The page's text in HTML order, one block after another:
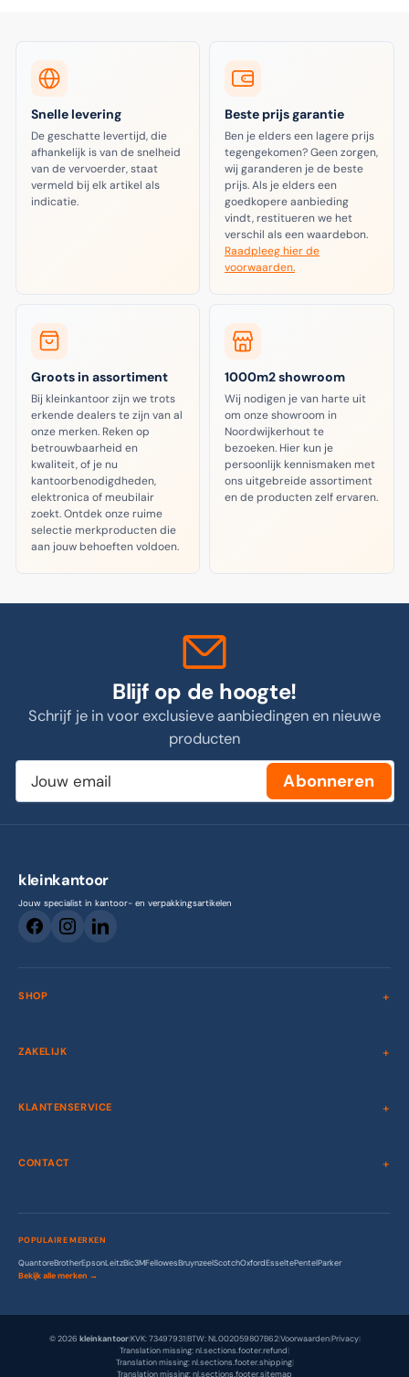
Snelle levering
De geschatte levertijd, die
afhankelijk is van de snelheid
van de vervoerder, staat
vermeld bij elk artikel als
indicatie.
Beste prijs garantie
Ben je elders een lagere prijs
tegengekomen? Geen zorgen,
wij garanderen je de beste
prijs. Als je elders een
goedkopere aanbieding
vindt, restitueren we het
verschil als een waardebon.
Raadpleeg hier de
voorwaarden.
Groots in assortiment
Bij kleinkantoor zijn we trots
erkende dealers te zijn van al
onze merken. Reken op
betrouwbaarheid en
kwaliteit, of je nu
kantoorbenodigdheden,
elektronica of meubilair
zoekt. Ontdek onze ruime
selectie merkproducten die
aan jouw behoeften voldoen.
1000m2 showroom
Wij nodigen je van harte uit
om onze showroom in
Noordwijkerhout te
bezoeken. Hier kun je
persoonlijk kennismaken met
ons uitgebreide assortiment
en de producten zelf ervaren.
Blijf op de hoogte!
Schrijf je in voor exclusieve aanbiedingen en nieuwe
producten
Jouw
email
Abonneren
kleinkantoor
Jouw specialist in kantoor- en verpakkingsartikelen
SHOP
ZAKELIJK
KLANTENSERVICE
CONTACT
POPULAIRE MERKEN
QuantoreBrotherEpsonLeitzBic3MFellowesBruynzeelScotchOxfordEsseltePentelParker
Bekijk alle merken →
© 2026 kleinkantoor|KVK: 73497931|BTW: NL002059807B62|Voorwaarden|Privacy|
Translation missing: nl.sections.footer.refund|
Translation missing: nl.sections.footer.shipping|
Translation missing: nl.sections.footer.sitemap